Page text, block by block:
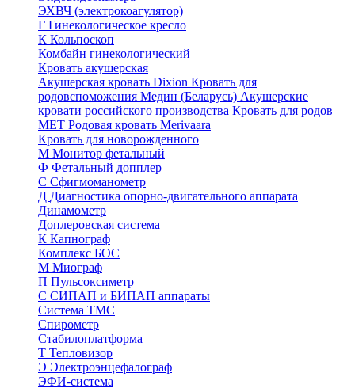
ЭХВЧ (электрокоагулятор)
Г Гинекологическое кресло
К Кольпоскоп
Комбайн гинекологический
Кровать акушерская
Акушерская кровать Dixion Кровать для
родовспоможения Медин (Беларусь) Акушерские
кровати российского производства Кровать для родов
МЕТ Родовая кровать Merivaara
Кровать для новорожденного
М Монитор фетальный
Ф Фетальный допплер
C Cфигмоманометр
Д Диагностика опорно-двигательного аппарата
Динамометр
Доплеровская система
К Капнограф
Комплекс БОС
М Миограф
П Пульсоксиметр
С СИПАП и БИПАП аппараты
Система ТМС
Спирометр
Стабилоплатформа
Т Тепловизор
Э Электроэнцефалограф
ЭФИ-система